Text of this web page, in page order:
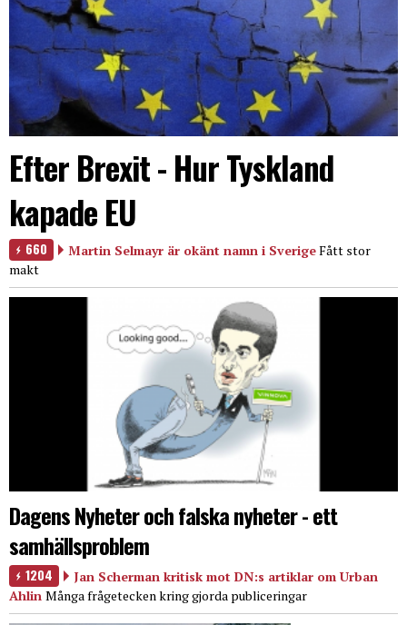
Efter Brexit - Hur Tyskland
kapade EU
660 Martin Selmayr är okänt namn i SverigeFått stor
makt
Dagens Nyheter och falska nyheter - ett
samhällsproblem
1204
Jan Scherman kritisk mot DN:s artiklar om Urban
Ahlin Många frågetecken kring gjorda publiceringar